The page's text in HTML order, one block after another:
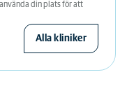
din plats för att
Alla kliniker